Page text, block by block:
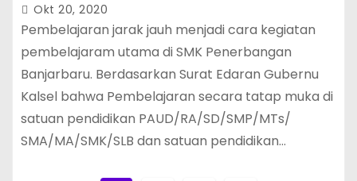
Okt 20, 2020
Pembelajaran jarak jauh menjadi cara kegiatan
pembelajaram utama di SMK Penerbangan
Banjarbaru. Berdasarkan Surat Edaran Gubernu
Kalsel bahwa Pembelajaran secara tatap muka di
satuan pendidikan PAUD/RA/SD/SMP/MTs/
SMA/MA/SMK/SLB dan satuan pendidikan…